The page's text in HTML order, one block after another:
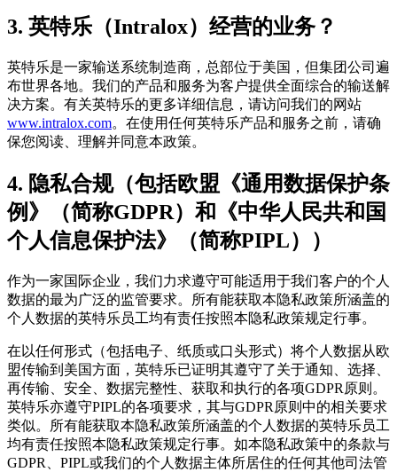
3. 英特乐（Intralox）经营的业务？
英特乐是一家输送系统制造商，总部位于美国，但集团公司遍
布世界各地。我们的产品和服务为客户提供全面综合的输送解
决方案。有关英特乐的更多详细信息，请访问我们的网站
www.intralox.com。在使用任何英特乐产品和服务之前，请确
保您阅读、理解并同意本政策。
4. 隐私合规（包括欧盟《通用数据保护条
例》（简称GDPR）和《中华人民共和国
个人信息保护法》（简称PIPL））
作为一家国际企业，我们力求遵守可能适用于我们客户的个人
数据的最为广泛的监管要求。所有能获取本隐私政策所涵盖的
个人数据的英特乐员工均有责任按照本隐私政策规定行事。
在以任何形式（包括电子、纸质或口头形式）将个人数据从欧
盟传输到美国方面，英特乐已证明其遵守了关于通知、选择、
再传输、安全、数据完整性、获取和执行的各项GDPR原则。
英特乐亦遵守PIPL的各项要求，其与GDPR原则中的相关要求
类似。所有能获取本隐私政策所涵盖的个人数据的英特乐员工
均有责任按照本隐私政策规定行事。如本隐私政策中的条款与
GDPR、PIPL或我们的个人数据主体所居住的任何其他司法管